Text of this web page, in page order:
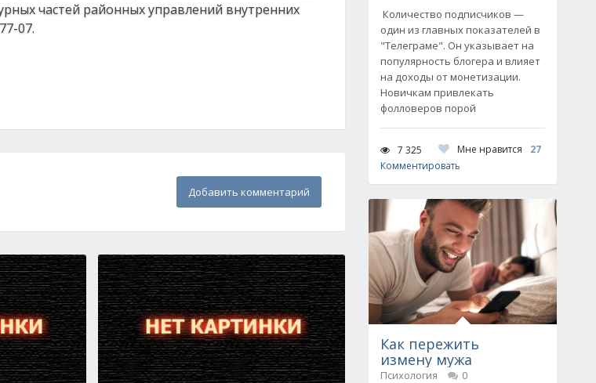
частей районных управлений внутренних
07.
Добавить комментарий
Количество подписчиков —
один из главных показателей в
"Телеграме". Он указывает на
популярность блогера и влияет
на доходы от монетизации.
Новичкам привлекать
фолловеров порой
7 325 Мне нравится
27
Комментировать
Как пережить
измену мужа
Психология
0